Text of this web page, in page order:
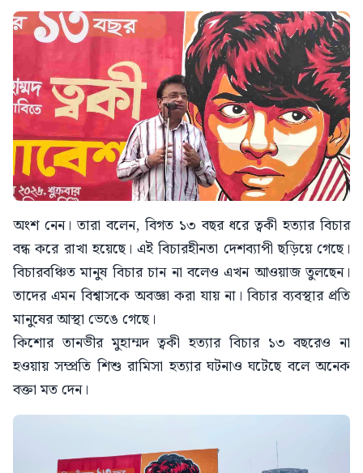
অংশ নেন। তারা বলেন, বিগত ১৩ বছর ধরে ত্বকী হত্যার বিচার
বন্ধ করে রাখা হয়েছে। এই বিচারহীনতা দেশব্যাপী ছড়িয়ে গেছে।
বিচারবঞ্চিত মানুষ বিচার চান না বলেও এখন আওয়াজ তুলছেন।
তাদের এমন বিশ্বাসকে অবজ্ঞা করা যায় না। বিচার ব্যবস্থার প্রতি
মানুষের আস্থা ভেঙে গেছে।
কিশোর তানভীর মুহাম্মদ ত্বকী হত্যার বিচার ১৩ বছরেও না
হওয়ায় সম্প্রতি শিশু রামিসা হত্যার ঘটনাও ঘটেছে বলে অনেক
বক্তা মত দেন।